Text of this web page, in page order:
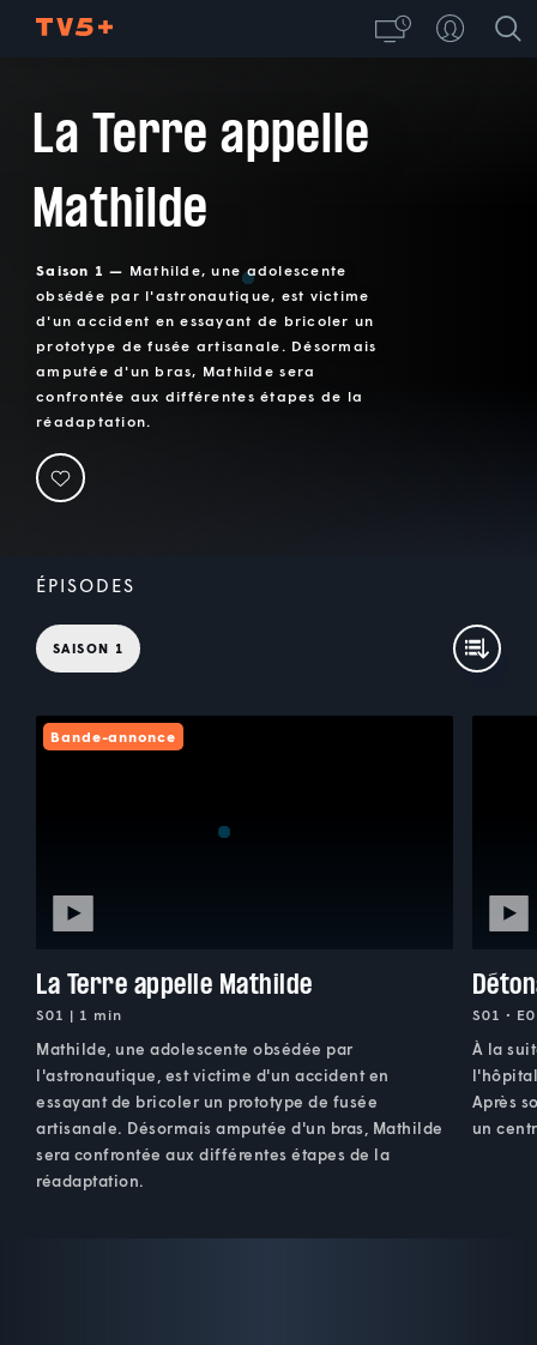
La Terre appelle
Mathilde
Saison 1 — Mathilde, une adolescente
obsédée par l'astronautique, est victime
d'un accident en essayant de bricoler un
prototype de fusée artisanale. Désormais
amputée d'un bras, Mathilde sera
confrontée aux différentes étapes de la
réadaptation.
ÉPISODES
SAISON 1
Bande-annonce
La Terre appelle Mathilde
S01 | 1 min
Mathilde, une adolescente obsédée par
l'astronautique, est victime d'un accident en
essayant de bricoler un prototype de fusée
artisanale. Désormais amputée d'un bras, Mathilde
sera confrontée aux différentes étapes de la
réadaptation.
S01 •
À la
Après
un